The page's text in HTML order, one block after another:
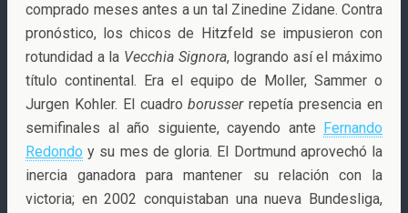
comprado meses antes a un tal Zinedine Zidane. Contra
pronóstico, los chicos de Hitzfeld se impusieron con
rotundidad a la Vecchia Signora, logrando así el máximo
título continental. Era el equipo de Moller, Sammer o
Jurgen Kohler. El cuadroborusserrepetía presencia en
semifinales al año siguiente, cayendo ante Fernando
Redondo y su mes de gloria. El Dortmund aprovechó la
inercia ganadora para mantener su relación con la
victoria; en 2002 conquistaban una nueva Bundesliga,